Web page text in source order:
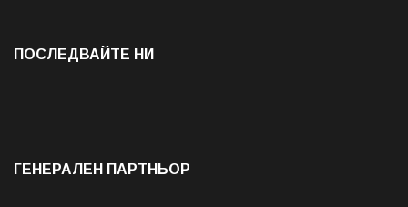
ПОСЛЕДВАЙТЕ НИ
ГЕНЕРАЛЕН ПАРТНЬОР